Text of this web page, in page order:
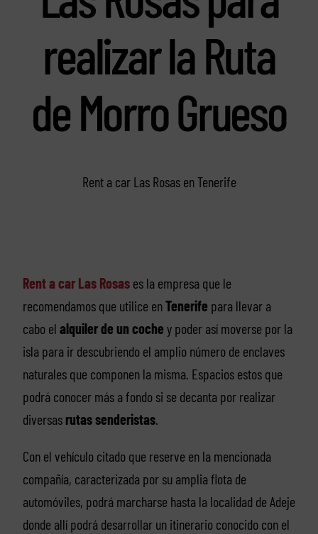
realizar la Ruta
de Morro Grueso
Rent a car Las Rosas en Tenerife
Rent a car Las Rosases la empresa que le
recomendamos que utilice enTenerife para llevar a
cabo el alquiler de un coche y poder así moverse por la
isla para ir descubriendo el amplio número de enclaves
naturales que componen la misma. Espacios estos que
podrá conocer más a fondo si se decanta por realizar
diversas rutas senderistas.
Con el vehículo citado que reserve en la mencionada
compañía, caracterizada por su amplia flota de
automóviles, podrá marcharse hasta la localidad de Adeje
donde allí podrá desarrollar un itinerario conocido con el